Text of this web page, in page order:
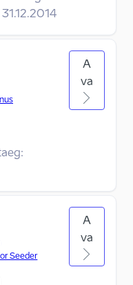
31.12.2014
A
va
Seeder
A
va